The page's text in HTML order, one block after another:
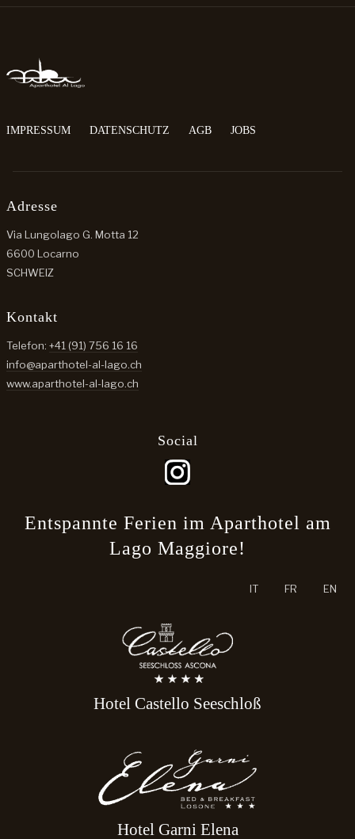
IMPRESSUM DATENSCHUTZ AGB JOBS
Adresse
Via Lungolago G. Motta 12
6600 Locarno
SCHWEIZ
Kontakt
Telefon:+41 (91) 756 16 16
info@aparthotel-al-lago.ch
www.aparthotel-al-lago.ch
Social
Entspannte Ferien im Aparthotel am
Lago Maggiore!
IT FR EN
Hotel Castello Seeschloß
Hotel Garni Elena